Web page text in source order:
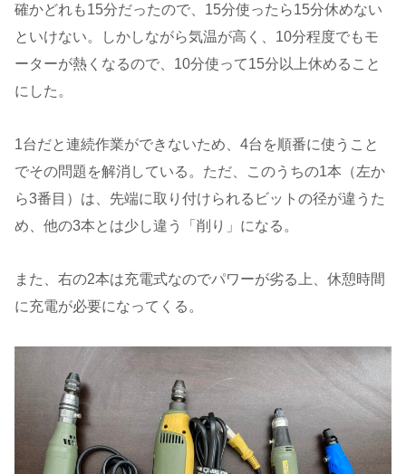
確かどれも15分だったので、15分使ったら15分休めない
といけない。しかしながら気温が高く、10分程度でもモ
ーターが熱くなるので、10分使って15分以上休めること
にした。
1台だと連続作業ができないため、4台を順番に使うこと
でその問題を解消している。ただ、このうちの1本（左か
ら3番目）は、先端に取り付けられるビットの径が違うた
め、他の3本とは少し違う「削り」になる。
また、右の2本は充電式なのでパワーが劣る上、休憩時間
に充電が必要になってくる。